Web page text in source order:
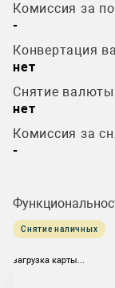
Комиссия за
-
Конвертация
нет
Снятие
нет
Комиссия за
-
Снятие наличных
загрузка карты...